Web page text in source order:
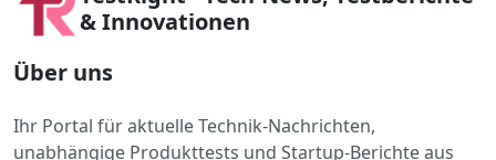
& Innovationen
Über uns
Ihr Portal für aktuelle Technik-Nachrichten,
unabhängige Produkttests und Startup-Berichte aus